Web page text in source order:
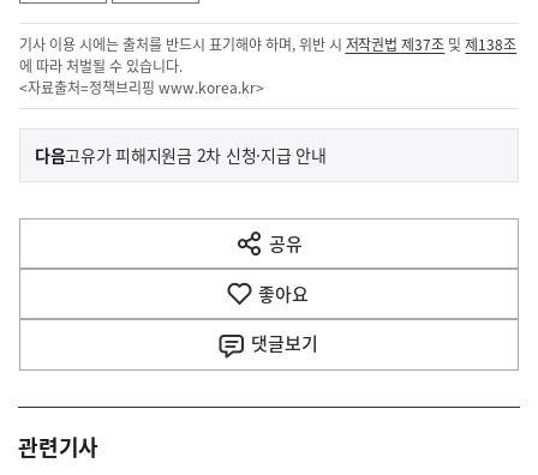
기사 이용 시에는 출처를 반드시 표기해야 하며, 위반 시 저작권법 제37조 및제138조
에 따라 처벌될 수 있습니다.
<자료출처=정책브리핑 www.korea.kr>
이
전
다
음
다음기
고유가 피해지원금 2차 신청·지급 안내
공유
열
기
좋아요
댓글보기
관련기사